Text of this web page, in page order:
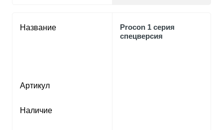
Название
Артикул
Наличие
Procon 1 серия
спецверсия